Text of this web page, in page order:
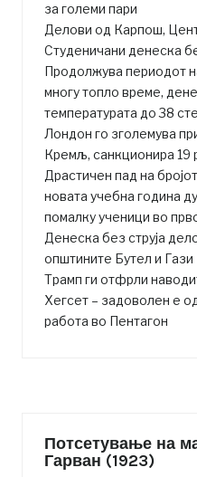
за големи пари
Делови од Карпош,
Студеничани денеска
Продолжува периодот
многу топло време,
температурата до 38
Лондон го зголемува
Кремљ, санкционира 19
Драстичен пад на
новата учебна година
помалку ученици во
Денеска без струја
општините Бутел и Гази
Трамп ги отфрли
Хегсет – задоволен е
работа во Пентагон
Потсетување на
Гарван (1923)